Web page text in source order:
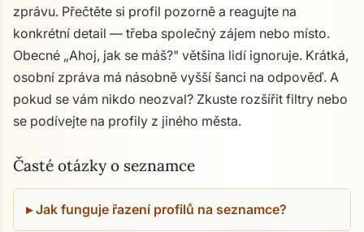
zprávu. Přečtěte si profil pozorně a reagujte na
konkrétní detail — třeba společný zájem nebo místo.
Obecné „Ahoj, jak se máš?" většina lidí ignoruje. Krátká,
osobní zpráva má násobně vyšší šanci na odpověď. A
pokud se vám nikdo neozval? Zkuste rozšířit filtry nebo
se podívejte na profily z jiného města.
Časté otázky o seznamce
Jak funguje řazení profilů na seznamce?